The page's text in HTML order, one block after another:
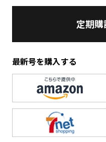
定期購
最新号を購入する